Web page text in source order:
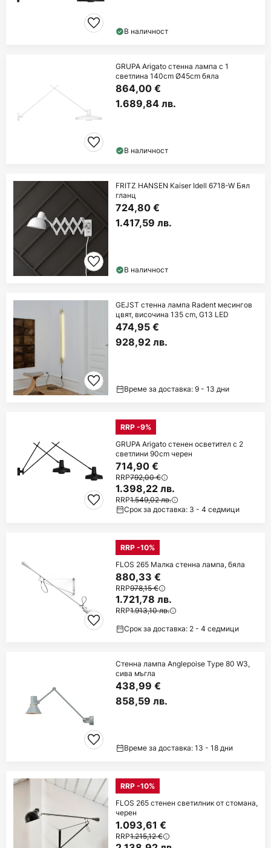
В наличност
GRUPA Arigato стенна лампа с 1
светлина 140cm Ø45cm бяла
864,00 €
1.689,84 лв.
В наличност
FRITZ HANSEN Kaiser Idell 6718-W Бял
гланц
724,80 €
1.417,59 лв.
В наличност
GEJST стенна лампа Radent месингов
цвят, височина 135 cm, G13 LED
474,95 €
928,92 лв.
Време за доставка: 9 - 13 дни
RRP -9%
GRUPA Arigato стенен осветител с 2
светлини 90cm черен
714,90 €
RRP792,00 €
1.398,22 лв.
RRP1.549,02 лв.
Срок за доставка: 3 - 4 седмици
RRP -10%
FLOS 265 Малка стенна лампа, бяла
880,33 €
RRP978,15 €
1.721,78 лв.
RRP1.913,10 лв.
Срок за доставка: 2 - 4 седмици
Стенна лампа Anglepoise Type 80 W3,
сива мъгла
438,99 €
858,59 лв.
Време за доставка: 13 - 18 дни
RRP -10%
FLOS 265 стенен светилник от стомана,
черен
1.093,61 €
RRP1.215,12 €